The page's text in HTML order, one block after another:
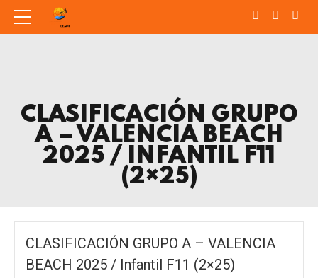
CLASIFICACIÓN GRUPO
A – VALENCIA BEACH
2025 / INFANTIL F11
(2×25)
CLASIFICACIÓN GRUPO A – VALENCIA
BEACH 2025 / Infantil F11 (2×25)